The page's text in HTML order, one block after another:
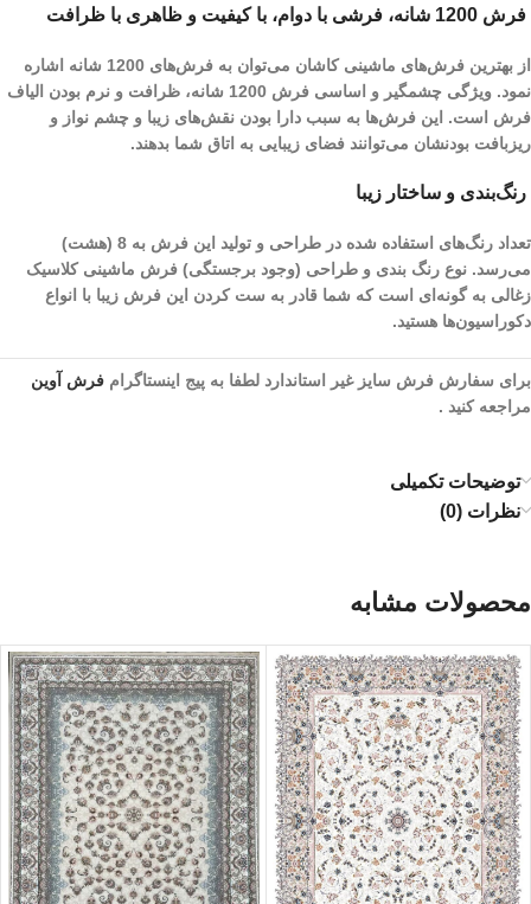
فرش 1200 شانه، فرشی با دوام، با کیفیت و ظاهری با ظرافت
از بهترین فرش‌های ماشینی کاشان می‌توان به فرش‌های 1200 شانه اشاره
نمود. ویژگی چشمگیر و اساسی فرش 1200 شانه، ظرافت و نرم بودن الیاف
فرش است. این فرش‌ها به سبب دارا بودن نقش‌های زیبا و چشم نواز و
ریز‌بافت بودنشان می‌توانند فضای زیبایی به اتاق شما بدهند.
رنگ‌بندی و ساختار زیبا
تعداد رنگ‌های استفاده شده در طراحی و تولید این فرش به 8 (هشت)
می‌رسد. نوع رنگ بندی و طراحی (وجود برجستگی) فرش ماشینی کلاسیک
زغالی به گونه‌ای است که شما قادر به ست کردن این فرش زیبا با انواع
دکوراسیون‌ها هستید.
برای سفارش فرش سایز غیر استاندارد لطفا به پیج اینستاگرام فرش آوین
مراجعه کنید .
توضیحات تکمیلی
نظرات (0)
محصولات مشابه